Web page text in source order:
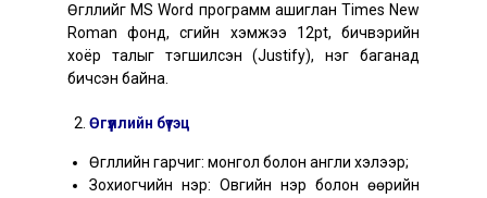
Өгүүллийг MS Word программ ашиглан Times New
Roman фонд, үсгийн хэмжээ 12pt, бичвэрийн
хоёр талыг тэгшилсэн (Justify), нэг баганад
бичсэн байна.
Өгүүллийн бүтэц
Өгүүллийн гарчиг: монгол болон англи хэлээр;
Зохиогчийн нэр: Овгийн нэр болон өөрийн